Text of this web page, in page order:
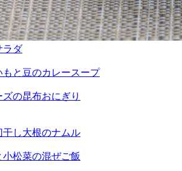
ラダ
もと豆のカレースープ
の昆布おにぎり
干し大根のナムル
小松菜の混ぜご飯